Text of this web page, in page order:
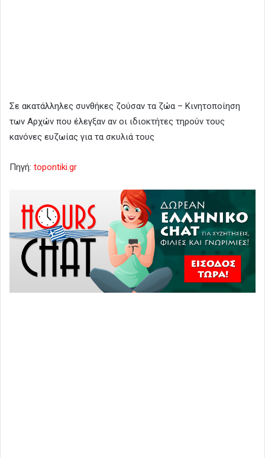
Σε ακατάλληλες συνθήκες ζούσαν τα ζώα – Κινητοποίηση
των Αρχών που έλεγξαν αν οι ιδιοκτήτες τηρούν τους
κανόνες ευζωίας για τα σκυλιά τους
Πηγή: topontiki.gr